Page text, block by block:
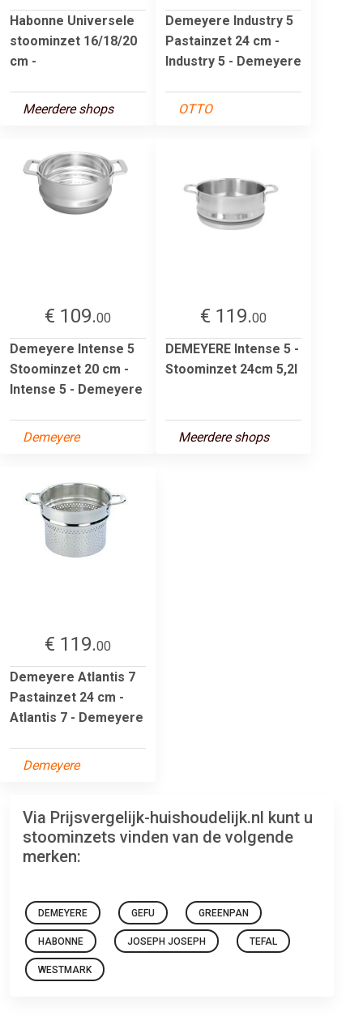
Habonne Universele
stoominzet 16/18/20
cm -
Meerdere shops
Demeyere Industry 5
Pastainzet 24 cm -
Industry 5 - Demeyere
OTTO
€ 109.00
Demeyere Intense 5
Stoominzet 20 cm -
Intense 5 - Demeyere
Demeyere
€ 119.00
DEMEYERE Intense 5 -
Stoominzet 24cm 5,2l
Meerdere shops
€ 119.00
Demeyere Atlantis 7
Pastainzet 24 cm -
Atlantis 7 - Demeyere
Demeyere
Via Prijsvergelijk-huishoudelijk.nl kunt u
stoominzets vinden van de volgende
merken:
DEMEYERE GEFU GREENPAN
HABONNE JOSEPH JOSEPH TEFAL
WESTMARK